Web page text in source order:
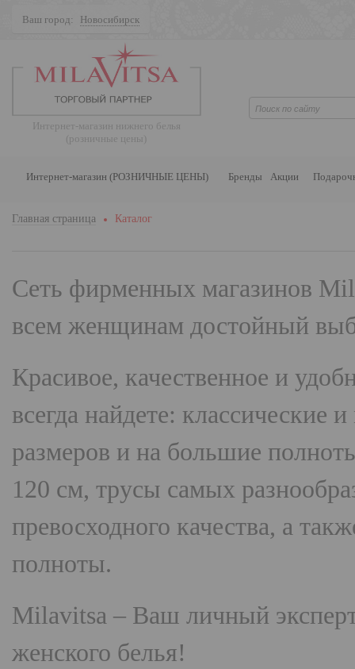
Ваш город: Новосибирск
Интернет-магазин нижнего белья
(розничные цены)
Интернет-магазин (РОЗНИЧНЫЕ ЦЕНЫ) Бренды Акции
Главная страница Каталог
Сеть фирменных магазинов
всем женщинам достойный
Красивое, качественное и
всегда найдете:
размеров и на большие
120 см, трусы самых
превосходного качества, а
полноты.
Milavitsa – Ваш личный
женского белья!